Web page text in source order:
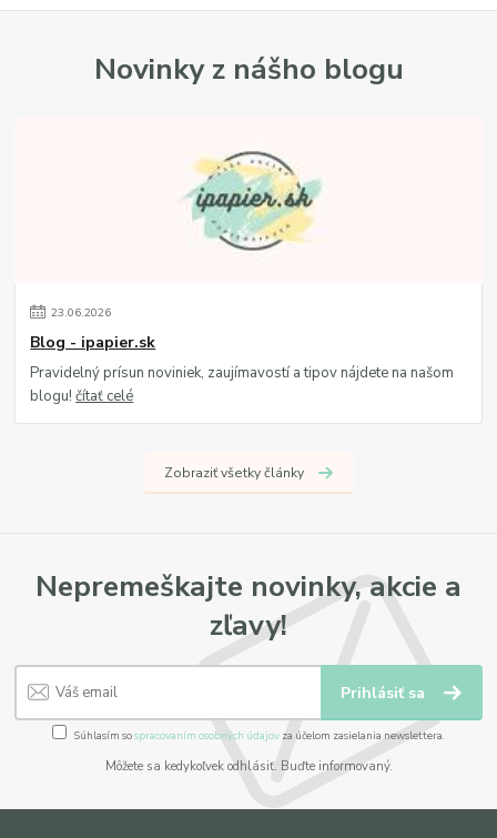
Novinky z nášho blogu
23.06.2026
Blog - ipapier.sk
Pravidelný prísun noviniek, zaujímavostí a tipov nájdete na našom
blogu!čítať celé
Zobraziť všetky články
Nepremeškajte novinky, akcie a
zľavy!
Prihlásiť sa
Súhlasím sospracovaním osobných údajov za účelom zasielania newslettera.
Môžete sa kedykoľvek odhlásiť. Buďte informovaný.